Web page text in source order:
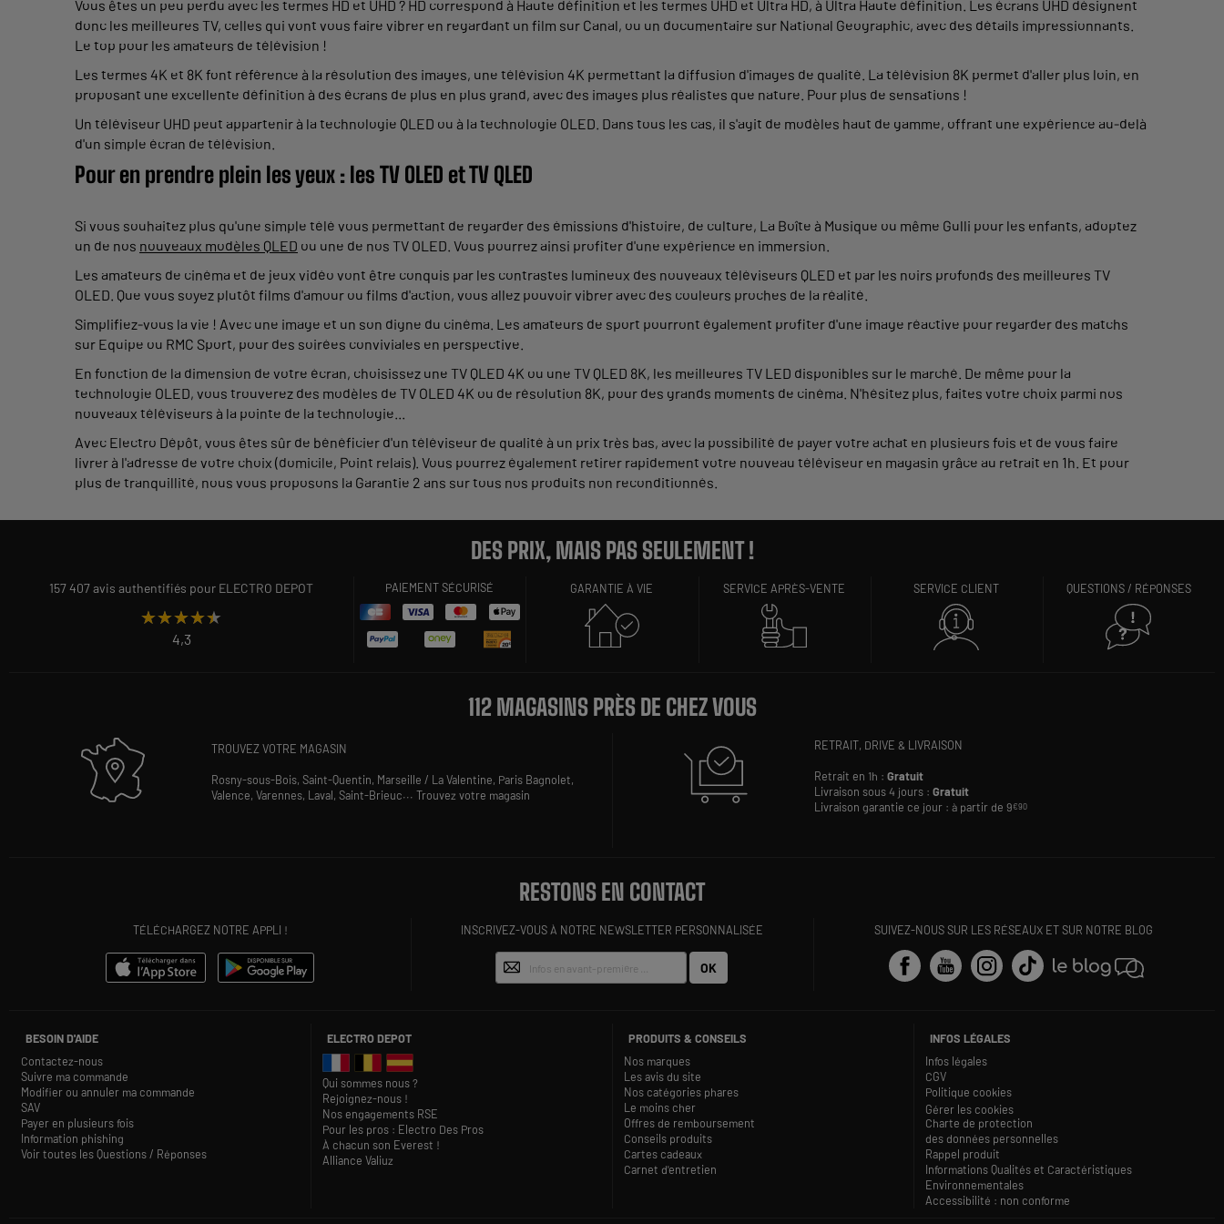
Vous êtes un peu perdu avec les termes HD et UHD ? HD correspond à Haute définition et les termes UHD et Ultra HD, à Ultra Haute définition. Les écrans UHD désignent
donc les meilleures TV, celles qui vont vous faire vibrer en regardant un film sur Canal, ou un documentaire sur National Geographic, avec des détails impressionnants.
Le top pour les amateurs de télévision !
Les termes 4K et 8K font référence à la résolution des images, une télévision 4K permettant la diffusion d'images de qualité. La télévision 8K permet d'aller plus loin, en
proposant une excellente définition à des écrans de plus en plus grand, avec des images plus réalistes que nature. Pour plus de sensations !
Un téléviseur UHD peut appartenir à la technologie QLED ou à la technologie OLED. Dans tous les cas, il s'agit de modèles haut de gamme, offrant une expérience au-delà
d'un simple écran de télévision.
Pour en prendre plein les yeux : les TV OLED et TV QLED
Si vous souhaitez plus qu'une simple télé vous permettant de regarder des émissions d'histoire, de culture, La Boîte à Musique ou même Gulli pour les enfants, adoptez
un de nos nouveaux modèles QLED ou une de nos TV OLED. Vous pourrez ainsi profiter d'une expérience en immersion.
Les amateurs de cinéma et de jeux vidéo vont être conquis par les contrastes lumineux des nouveaux téléviseurs QLED et par les noirs profonds des meilleures TV
OLED. Que vous soyez plutôt films d'amour ou films d'action, vous allez pouvoir vibrer avec des couleurs proches de la réalité.
Simplifiez-vous la vie ! Avec une image et un son digne du cinéma. Les amateurs de sport pourront également profiter d'une image réactive pour regarder des matchs
sur Equipe ou RMC Sport, pour des soirées conviviales en perspective.
En fonction de la dimension de votre écran, choisissez une TV QLED 4K ou une TV QLED 8K, les meilleures TV LED disponibles sur le marché. De même pour la
technologie OLED, vous trouverez des modèles de TV OLED 4K ou de résolution 8K, pour des grands moments de cinéma. N'hésitez plus, faites votre choix parmi nos
nouveaux téléviseurs à la pointe de la technologie...
Avec Electro Dépôt, vous êtes sûr de bénéficier d'un téléviseur de qualité à un prix très bas, avec la possibilité de payer votre achat en plusieurs fois et de vous faire
livrer à l'adresse de votre choix (domicile, Point relais). Vous pourrez également retirer rapidement votre nouveau téléviseur en magasin grâce au retrait en 1h. Et pour
plus de tranquillité, nous vous proposons la Garantie 2 ans sur tous nos produits non reconditionnés.
DES PRIX, MAIS PAS SEULEMENT !
157 407 avis authentifiés pour ELECTRO DEPOT
★★★★★
★★★★★
4,3
PAIEMENT SÉCURISÉ GARANTIE À VIE SERVICE APRÈS-VENTE SERVICE CLIENT QUESTIONS / RÉPONSES
112 MAGASINS PRÈS DE CHEZ VOUS
TROUVEZ VOTRE MAGASIN
Rosny-sous-Bois,Saint-Quentin, Marseille / La Valentine, Paris Bagnolet,
Valence,Varennes, Laval,Saint-Brieuc...Trouvez votre magasin
RETRAIT, DRIVE & LIVRAISON
Retrait en 1h :Gratuit
Livraison sous 4 jours :Gratuit
Livraison garantie ce jour : à partir de 9€90
RESTONS EN CONTACT
TÉLÉCHARGEZ NOTRE APPLI ! INSCRIVEZ-VOUS À NOTRE NEWSLETTER PERSONNALISÉE
OK
SUIVEZ-NOUS SUR LES RÉSEAUX ET SUR NOTRE BLOG
BESOIN D'AIDE
Contactez-nous
Suivre ma commande
Modifier ou annuler ma commande
SAV
Payer en plusieurs fois
Information phishing
Voir toutes les Questions / Réponses
ELECTRO DEPOT
Qui sommes nous ?
Rejoignez-nous !
Nos engagements RSE
Pour les pros : Electro Des Pros
À chacun son Everest !
Alliance Valiuz
PRODUITS & CONSEILS
Nos marques
Les avis du site
Nos catégories phares
Le moins cher
Offres de remboursement
Conseils produits
Cartes cadeaux
Carnet d'entretien
INFOS LÉGALES
Infos légales
CGV
Politique cookies
Gérer les cookies
Charte de protection
des données personnelles
Rappel produit
Informations Qualités et Caractéristiques
Environnementales
Accessibilité : non conforme